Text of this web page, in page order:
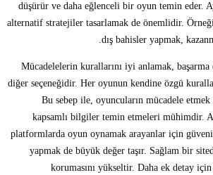
düşürür ve daha eğlenceli bir oyun temin eder.
alternatif stratejiler tasarlamak de önemlidir.
dış bahisler yapmak,
Mücadelelerin kurallarını iyi anlamak, başarma
diğer seçeneğidir. Her oyunun kendine özgü
Bu sebep ile, oyuncuların mücadele
kapsamlı bilgiler temin etmeleri mühimdir.
platformlarda oyun oynamak arayanlar için
yapmak de büyük değer taşır. Sağlam bir
korumasını yükseltir. Daha ek detay için